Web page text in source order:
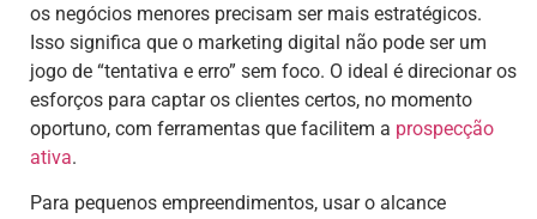
os negócios menores precisam ser mais estratégicos.
Isso significa que o marketing digital não pode ser um
jogo de “tentativa e erro” sem foco. O ideal é direcionar os
esforços para captar os clientes certos, no momento
oportuno, com ferramentas que facilitem a prospecção
ativa.
Para pequenos empreendimentos, usar o alcance